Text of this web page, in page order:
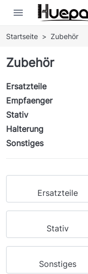
menu
Startseite Zubehör
Zubehör
Ersatzteile
Empfaenger
Stativ
Halterung
Sonstiges
Ersatzteile
Stativ
Sonstiges